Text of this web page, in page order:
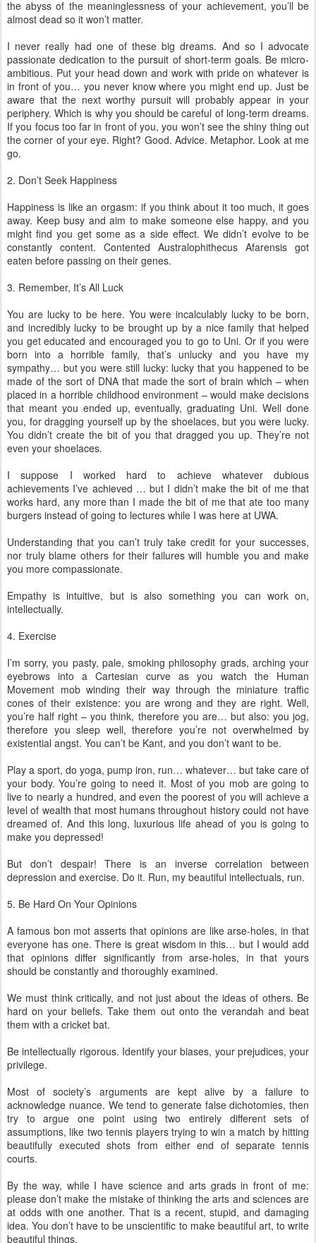
the abyss of the meaninglessness of your achievement, you’ll be
almost dead so it won’t matter.
I never really had one of these big dreams. And so I advocate
passionate dedication to the pursuit of short-term goals. Be micro-
ambitious. Put your head down and work with pride on whatever is
in front of you… you never know where you might end up. Just be
aware that the next worthy pursuit will probably appear in your
periphery. Which is why you should be careful of long-term dreams.
If you focus too far in front of you, you won’t see the shiny thing out
the corner of your eye. Right? Good. Advice. Metaphor. Look at me
go.
2. Don’t Seek Happiness
Happiness is like an orgasm: if you think about it too much, it goes
away. Keep busy and aim to make someone else happy, and you
might find you get some as a side effect. We didn’t evolve to be
constantly content. Contented Australophithecus Afarensis got
eaten before passing on their genes.
3. Remember, It’s All Luck
You are lucky to be here. You were incalculably lucky to be born,
and incredibly lucky to be brought up by a nice family that helped
you get educated and encouraged you to go to Uni. Or if you were
born into a horrible family, that’s unlucky and you have my
sympathy… but you were still lucky: lucky that you happened to be
made of the sort of DNA that made the sort of brain which – when
placed in a horrible childhood environment – would make decisions
that meant you ended up, eventually, graduating Uni. Well done
you, for dragging yourself up by the shoelaces, but you were lucky.
You didn’t create the bit of you that dragged you up. They’re not
even your shoelaces.
I suppose I worked hard to achieve whatever dubious
achievements I’ve achieved … but I didn’t make the bit of me that
works hard, any more than I made the bit of me that ate too many
burgers instead of going to lectures while I was here at UWA.
Understanding that you can’t truly take credit for your successes,
nor truly blame others for their failures will humble you and make
you more compassionate.
Empathy is intuitive, but is also something you can work on,
intellectually.
4. Exercise
I’m sorry, you pasty, pale, smoking philosophy grads, arching your
eyebrows into a Cartesian curve as you watch the Human
Movement mob winding their way through the miniature traffic
cones of their existence: you are wrong and they are right. Well,
you’re half right – you think, therefore you are… but also: you jog,
therefore you sleep well, therefore you’re not overwhelmed by
existential angst. You can’t be Kant, and you don’t want to be.
Play a sport, do yoga, pump iron, run… whatever… but take care of
your body. You’re going to need it. Most of you mob are going to
live to nearly a hundred, and even the poorest of you will achieve a
level of wealth that most humans throughout history could not have
dreamed of. And this long, luxurious life ahead of you is going to
make you depressed!
But don’t despair! There is an inverse correlation between
depression and exercise. Do it. Run, my beautiful intellectuals, run.
5. Be Hard On Your Opinions
A famous bon mot asserts that opinions are like arse-holes, in that
everyone has one. There is great wisdom in this… but I would add
that opinions differ significantly from arse-holes, in that yours
should be constantly and thoroughly examined.
We must think critically, and not just about the ideas of others. Be
hard on your beliefs. Take them out onto the verandah and beat
them with a cricket bat.
Be intellectually rigorous. Identify your biases, your prejudices, your
privilege.
Most of society’s arguments are kept alive by a failure to
acknowledge nuance. We tend to generate false dichotomies, then
try to argue one point using two entirely different sets of
assumptions, like two tennis players trying to win a match by hitting
beautifully executed shots from either end of separate tennis
courts.
By the way, while I have science and arts grads in front of me:
please don’t make the mistake of thinking the arts and sciences are
at odds with one another. That is a recent, stupid, and damaging
idea. You don’t have to be unscientific to make beautiful art, to write
beautiful things.